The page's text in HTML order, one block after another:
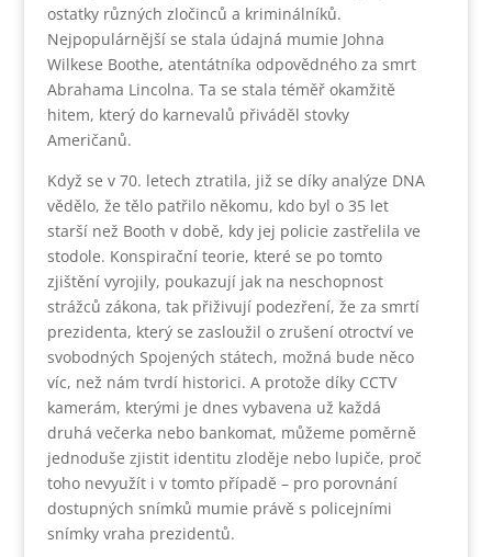
ostatky různých zločinců a kriminálníků.
Nejpopulárnější se stala údajná mumie Johna
Wilkese Boothe, atentátníka odpovědného za smrt
Abrahama Lincolna. Ta se stala téměř okamžitě
hitem, který do karnevalů přiváděl stovky
Američanů.
Když se v 70. letech ztratila, již se díky analýze DNA
vědělo, že tělo patřilo někomu, kdo byl o 35 let
starší než Booth v době, kdy jej policie zastřelila ve
stodole. Konspirační teorie, které se po tomto
zjištění vyrojily, poukazují jak na neschopnost
strážců zákona, tak přiživují podezření, že za smrtí
prezidenta, který se zasloužil o zrušení otroctví ve
svobodných Spojených státech, možná bude něco
víc, než nám tvrdí historici. A protože díky CCTV
kamerám, kterými je dnes vybavena už každá
druhá večerka nebo bankomat, můžeme poměrně
jednoduše zjistit identitu zloděje nebo lupiče, proč
toho nevyužít i v tomto případě – pro porovnání
dostupných snímků mumie právě s policejními
snímky vraha prezidentů.